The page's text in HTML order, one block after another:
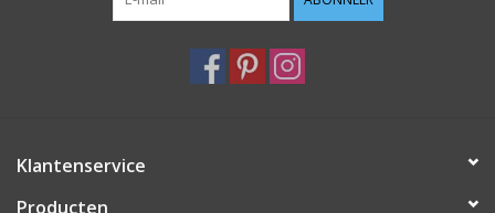
Klantenservice
Producten